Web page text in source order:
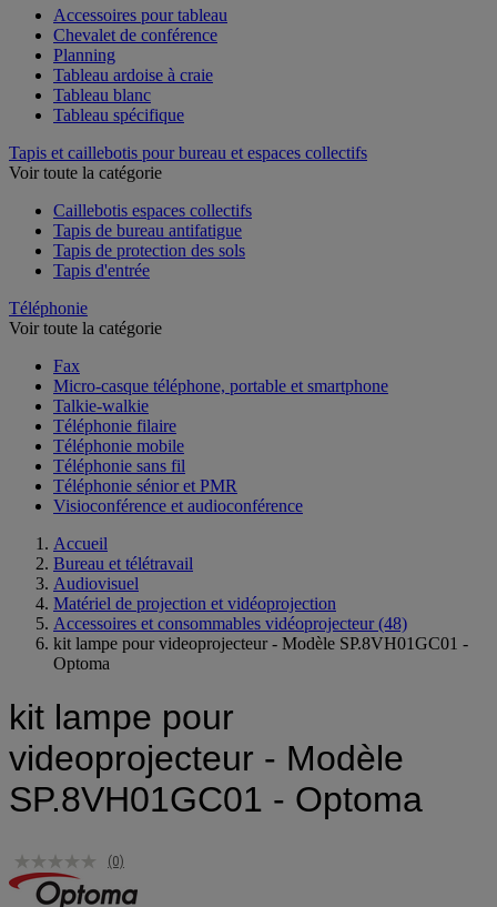
Accessoires pour tableau
Chevalet de conférence
Planning
Tableau ardoise à craie
Tableau blanc
Tableau spécifique
Tapis et caillebotis pour bureau et espaces collectifs
Voir toute la catégorie
Caillebotis espaces collectifs
Tapis de bureau antifatigue
Tapis de protection des sols
Tapis d'entrée
Téléphonie
Voir toute la catégorie
Fax
Micro-casque téléphone, portable et smartphone
Talkie-walkie
Téléphonie filaire
Téléphonie mobile
Téléphonie sans fil
Téléphonie sénior et PMR
Visioconférence et audioconférence
Accueil
Bureau et télétravail
Audiovisuel
Matériel de projection et vidéoprojection
Accessoires et consommables vidéoprojecteur (48)
kit lampe pour videoprojecteur - Modèle SP.8VH01GC01 -
Optoma
kit lampe pour
videoprojecteur - Modèle
SP.8VH01GC01 - Optoma
(0)